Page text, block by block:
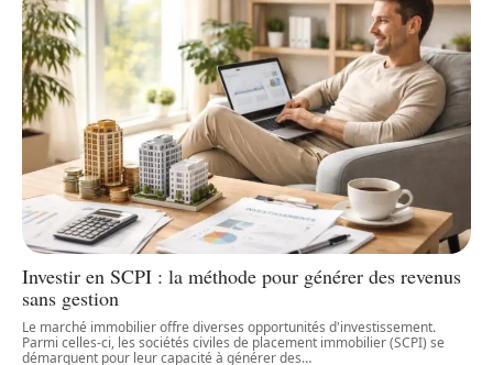
Investir en SCPI : la méthode pour générer des revenus
sans gestion
Le marché immobilier offre diverses opportunités d'investissement.
Parmi celles-ci, les sociétés civiles de placement immobilier (SCPI) se
démarquent pour leur capacité à générer des…